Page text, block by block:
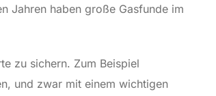
Jahren haben große Gasfunde im
zu sichern. Zum Beispiel
und zwar mit einem wichtigen